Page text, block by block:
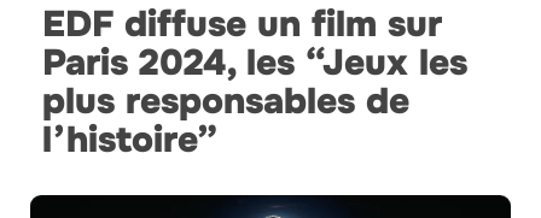
EDF diffuse un film sur
Paris 2024, les “Jeux les
plus responsables de
l’histoire”